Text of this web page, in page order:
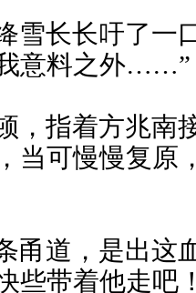
雪长长吁了一
意料之外……”
，指着方兆南
当可慢慢复原
甬道，是出这
些带着他走吧